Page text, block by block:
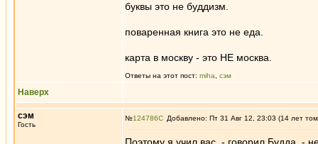
буквы это не буддизм.
поваренная книга это не еда.
карта в москву - это НЕ москва.
Ответы на этот пост: miha сэм
Наверх
сэм
Гость
№124786 Добавлено: Пт 31 Авг 12, 23:03 (14 лет